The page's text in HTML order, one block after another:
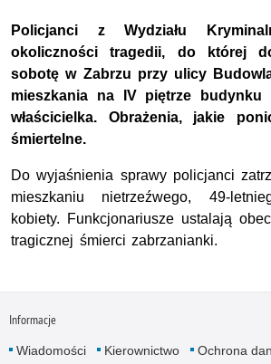
Policjanci z Wydziału
okoliczności tragedii, do której
sobotę w Zabrzu przy ulicy
mieszkania na IV piętrze budynku
właścicielka. Obrażenia, jakie
śmiertelne.
Do wyjaśnienia sprawy policjanci
mieszkaniu nietrzeźwego, 49-
kobiety. Funkcjonariusze ustalają
tragicznej śmierci zabrzanianki.
Informacje
Wiadomości Kierownictwo
Ochrona